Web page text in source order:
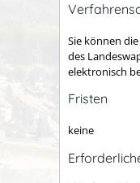
Sie können
des
elektronisch
Fristen
keine